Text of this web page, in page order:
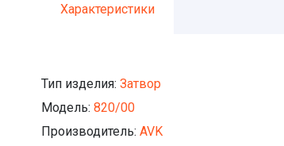
Характеристики
Тип изделия: Затвор
Модель: 820/00
Производитель: AVK